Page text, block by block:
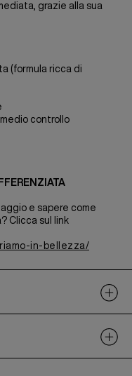
grazie alla sua
(formula ricca di
controllo
e sapere come
Clicca sul link
in-bellezza/